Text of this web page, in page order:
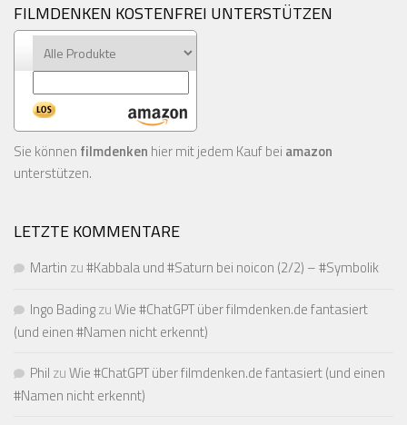
FILMDENKEN KOSTENFREI UNTERSTÜTZEN
Sie können filmdenken hier mit jedem Kauf bei amazon
unterstützen.
LETZTE KOMMENTARE
Martin zu#Kabbala und #Saturn bei noicon (2/2) – #Symbolik
Ingo BadingzuWie #ChatGPT über filmdenken.de fantasiert
(und einen #Namen nicht erkennt)
Phil zuWie #ChatGPT über filmdenken.de fantasiert (und einen
#Namen nicht erkennt)